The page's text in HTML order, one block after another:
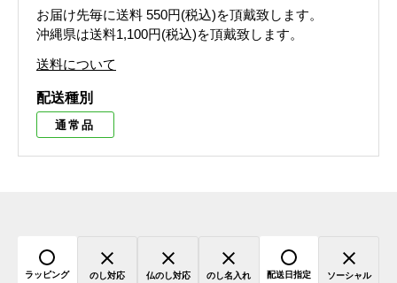
お届け先毎に送料 550円(税込)を頂戴致します。
沖縄県は送料1,100円(税込)を頂戴致します。
送料について
配送種別
通常品
ラッピング のし対応 仏のし対応 のし名入れ 配送日指定
ソーシャル